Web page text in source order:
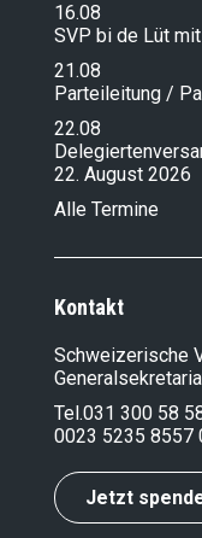
16.08
SVP bi de Lüt
21.08
Parteileitung /
22.08
22. August 2026
Alle Termine
Kontakt
Schweizerische
Tel.031 300 58
0023 5235 8557
Jetzt